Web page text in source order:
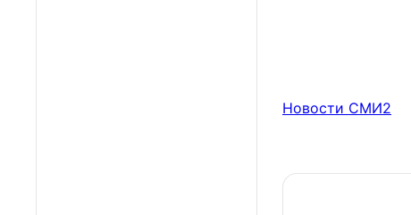
Новости СМИ2